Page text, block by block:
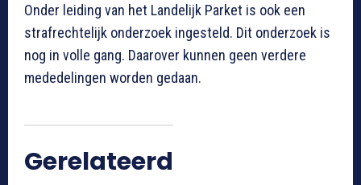
Onder leiding van het Landelijk Parket is ook een
strafrechtelijk onderzoek ingesteld. Dit onderzoek is
nog in volle gang. Daarover kunnen geen verdere
mededelingen worden gedaan.
Gerelateerd